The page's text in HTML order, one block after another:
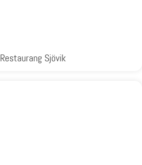
Restaurang Sjövik